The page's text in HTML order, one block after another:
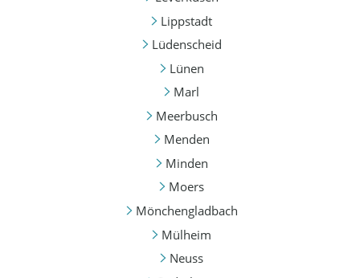
Lippstadt
Lüdenscheid
Lünen
Marl
Meerbusch
Menden
Minden
Moers
Mönchengladbach
Mülheim
Neuss